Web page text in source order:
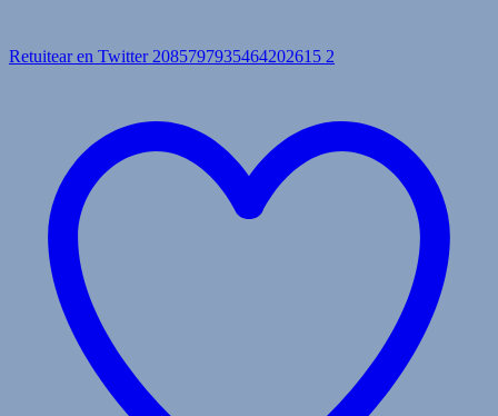
Retuitear en Twitter 2085797935464202615 2